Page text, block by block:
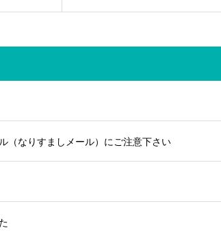
（なりすましメール）にご注意下さい